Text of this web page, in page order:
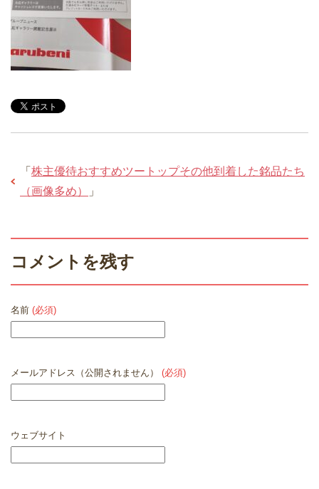
「 株主優待おすすめツートップその他到着した銘品たち
（画像多め）
」
コメントを残す
名前 (必須)
メールアドレス（公開されません） (必須)
ウェブサイト